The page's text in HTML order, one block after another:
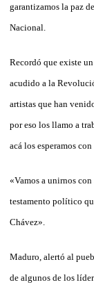
garantizamos la paz
Nacional.
Recordó que existe
acudido a la
artistas que han
por eso los llamo a
acá los esperamos
«Vamos a unirnos
testamento político
Chávez».
Maduro, alertó al
de algunos de los